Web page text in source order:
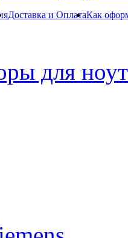
Доставка и ОплатаКак
для